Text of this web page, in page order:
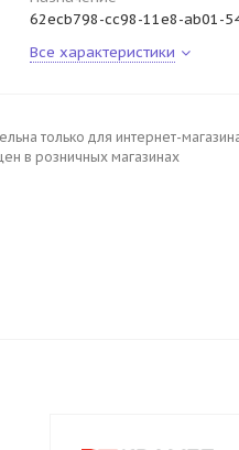
62ecb798-cc98-11e8-ab01-
Все характеристики
только для интернет-
в розничных магазинах